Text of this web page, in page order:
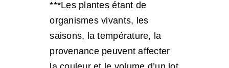
***Les plantes étant de
organismes vivants, les
saisons, la température, la
provenance peuvent affecter